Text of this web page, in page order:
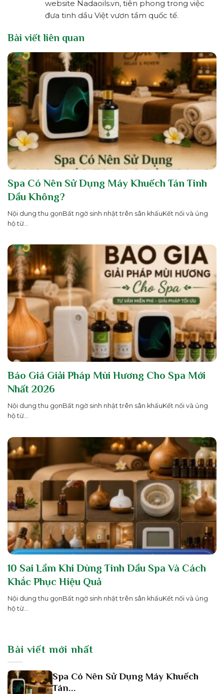
website Nadaoils.vn, tiên phong trong việc
đưa tinh dầu Việt vươn tầm quốc tế.
Bài viết liên quan
Spa Có Nên Sử Dụng Máy Khuếch Tán Tinh
Dầu Không?
Nội dung thu gọnBất ngờ sinh nhật trên sân khấuKết nối và ủng
hộ từ...
Báo Giá Giải Pháp Mùi Hương Cho Spa Mới
Nhất 2026
Nội dung thu gọnBất ngờ sinh nhật trên sân khấuKết nối và ủng
hộ từ...
10 Sai Lầm Khi Dùng Tinh Dầu Spa Và Cách
Khắc Phục Hiệu Quả
Nội dung thu gọnBất ngờ sinh nhật trên sân khấuKết nối và ủng
hộ từ...
Bài viết mới nhất
Spa Có Nên Sử Dụng Máy Khuếch
Tán...